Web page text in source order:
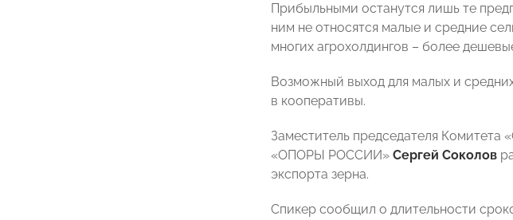
Прибыльными останутся лишь те
ним не относятся малые и средние
многих агрохолдингов – более
Возможный выход для малых и
в кооперативы.
Заместитель председателя
«ОПОРЫ РОССИИ» Сергей Соколов
экспорта зерна.
Спикер сообщил о длительности